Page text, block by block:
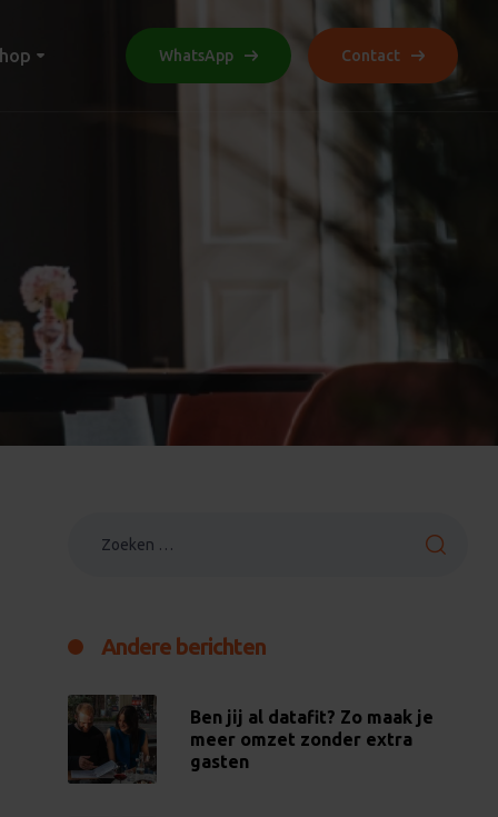
WhatsApp Contact
Andere berichten
Ben jij al datafit? Zo maak je
meer omzet zonder extra
gasten